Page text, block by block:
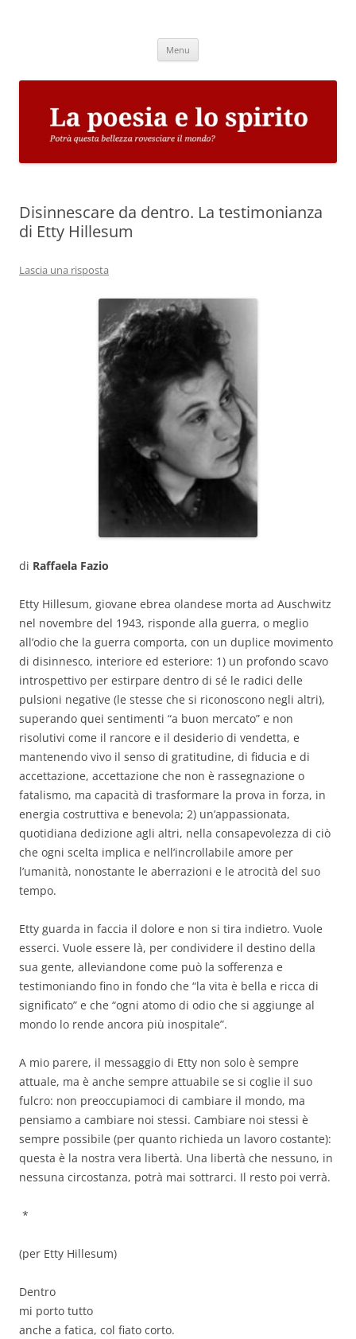
Menu
Disinnescare da dentro. La testimonianza
di Etty Hillesum
Lascia una risposta
di Raffaela Fazio
Etty Hillesum, giovane ebrea olandese morta ad Auschwitz
nel novembre del 1943, risponde alla guerra, o meglio
all’odio che la guerra comporta, con un duplice movimento
di disinnesco, interiore ed esteriore: 1) un profondo scavo
introspettivo per estirpare dentro di sé le radici delle
pulsioni negative (le stesse che si riconoscono negli altri),
superando quei sentimenti “a buon mercato” e non
risolutivi come il rancore e il desiderio di vendetta, e
mantenendo vivo il senso di gratitudine, di fiducia e di
accettazione, accettazione che non è rassegnazione o
fatalismo, ma capacità di trasformare la prova in forza, in
energia costruttiva e benevola; 2) un’appassionata,
quotidiana dedizione agli altri, nella consapevolezza di ciò
che ogni scelta implica e nell’incrollabile amore per
l’umanità, nonostante le aberrazioni e le atrocità del suo
tempo.
Etty guarda in faccia il dolore e non si tira indietro. Vuole
esserci. Vuole essere là, per condividere il destino della
sua gente, alleviandone come può la sofferenza e
testimoniando fino in fondo che “la vita è bella e ricca di
significato” e che “ogni atomo di odio che si aggiunge al
mondo lo rende ancora più inospitale”.
A mio parere, il messaggio di Etty non solo è sempre
attuale, ma è anche sempre attuabile se si coglie il suo
fulcro: non preoccupiamoci di cambiare il mondo, ma
pensiamo a cambiare noi stessi. Cambiare noi stessi è
sempre possibile (per quanto richieda un lavoro costante):
questa è la nostra vera libertà. Una libertà che nessuno, in
nessuna circostanza, potrà mai sottrarci. Il resto poi verrà.
*
(per Etty Hillesum)
Dentro
mi porto tutto
anche a fatica, col fiato corto.